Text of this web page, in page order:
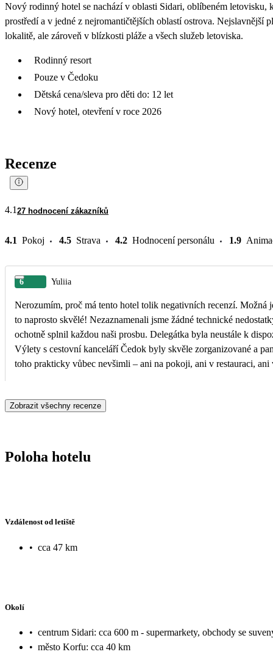
Nový rodinný hotel se nachází v oblasti Sidari, oblíbeném letovisku,
prostředí a v jedné z nejromantičtějších oblastí ostrova. Nejslavnější
lokalitě, ale zároveň v blízkosti pláže a všech služeb letoviska.
Rodinný resort
Pouze v Čedoku
Dětská cena/sleva pro děti do: 12 let
Nový hotel, otevření v roce 2026
Recenze
4.1 27 hodnocení zákazníků
4.1 Pokoj 4.5 Strava 4.2 Hodnocení personálu 1.9
6 Yuliia
Nerozumím, proč má tento hotel tolik negativních recenzí. Možná je to tím, že krása je v očích
to naprosto skvělé! Nezaznamenali jsme žádné technické nedostatky ani nic, co by připomínalo „nedostavěný hotel“. Pokoj byl čistý a pravidelně uklízený. Personál vždy
ochotně splnil každou naši prosbu. Delegátka byla neustále k
Výlety s cestovní kanceláří Čedok byly skvěle zorganizované a panovala na nich úžasná atmosféra. Ano, hotel
toho prakticky vůbec nevšimli – ani na pokoji, ani v restauraci, ani v lobby, u bazénu nebo na baru. 🤍
Zobrazit všechny recenze
Poloha hotelu
Vzdálenost od letiště
• cca 47 km
Okolí
• centrum Sidari: cca 600 m - supermarkety, obchody se
• město Korfu: cca 40 km